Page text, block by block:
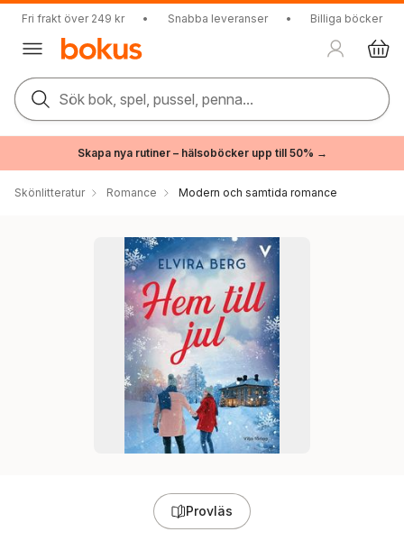
Fri frakt över 249 kr • Snabba leveranser • Billiga böcker
Sök bok, spel, pussel, penna...
Skapa nya rutiner – hälsoböcker upp till 50% →
Skönlitteratur Romance Modern och samtida romance
Provläs